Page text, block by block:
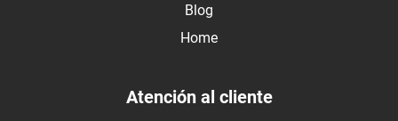
Blog
Home
Atención al cliente